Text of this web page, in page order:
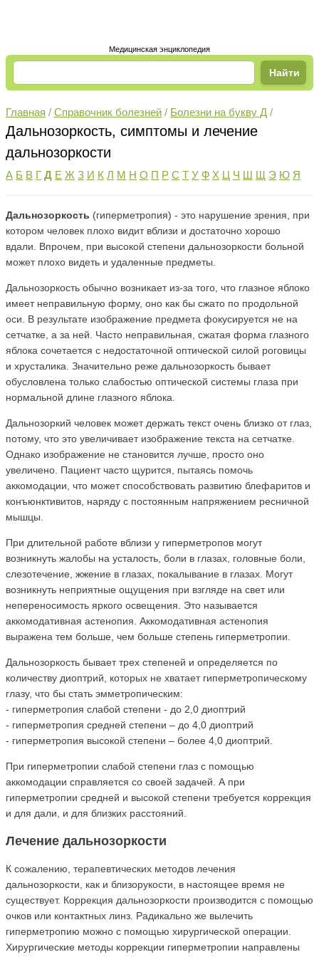
Медицинская энциклопедия
Главная / Справочник болезней / Болезни на букву Д /
Дальнозоркость, симптомы и лечение
дальнозоркости
А Б В Г Д Е Ж З И К Л М Н О П Р С Т У Ф Х Ц Ч Ш Щ Э Ю Я
Дальнозоркость (гиперметропия) - это нарушение зрения, при
котором человек плохо видит вблизи и достаточно хорошо
вдали. Впрочем, при высокой степени дальнозоркости больной
может плохо видеть и удаленные предметы.
Дальнозоркость обычно возникает из-за того, что глазное яблоко
имеет неправильную форму, оно как бы сжато по продольной
оси. В результате изображение предмета фокусируется не на
сетчатке, а за ней. Часто неправильная, сжатая форма глазного
яблока сочетается с недостаточной оптической силой роговицы
и хрусталика. Значительно реже дальнозоркость бывает
обусловлена только слабостью оптической системы глаза при
нормальной длине глазного яблока.
Дальнозоркий человек может держать текст очень близко от глаз,
потому, что это увеличивает изображение текста на сетчатке.
Однако изображение не становится лучше, просто оно
увеличено. Пациент часто щурится, пытаясь помочь
аккомодации, что может способствовать развитию блефаритов и
конъюнктивитов, наряду с постоянным напряжением ресничной
мышцы.
При длительной работе вблизи у гиперметропов могут
возникнуть жалобы на усталость, боли в глазах, головные боли,
слезотечение, жжение в глазах, покалывание в глазах. Могут
возникнуть неприятные ощущения при взгляде на свет или
непереносимость яркого освещения. Это называется
аккомодативная астенопия. Аккомодативная астенопия
выражена тем больше, чем больше степень гиперметропии.
Дальнозоркость бывает трех степеней и определяется по
количеству диоптрий, которых не хватает гиперметропическому
глазу, что бы стать эмметропическим:
- гиперметропия слабой степени - до 2,0 диоптрий
- гиперметропия средней степени – до 4,0 диоптрий
- гиперметропия высокой степени – более 4,0 диоптрий.
При гиперметропии слабой степени глаз с помощью
аккомодации справляется со своей задачей. А при
гиперметропии средней и высокой степени требуется коррекция
и для дали, и для близких расстояний.
Лечение дальнозоркости
К сожалению, терапевтических методов лечения
дальнозоркости, как и близорукости, в настоящее время не
существует. Коррекция дальнозоркости производится с помощью
очков или контактных линз. Радикально же вылечить
гиперметропию можно с помощью хирургической операции.
Хирургические методы коррекции гиперметропии направлены